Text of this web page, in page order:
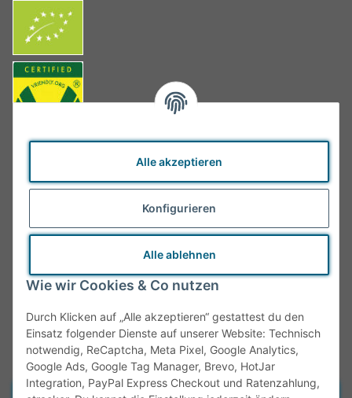
Alle akzeptieren
Konfigurieren
Alle ablehnen
Wie wir Cookies & Co nutzen
Durch Klicken auf „Alle akzeptieren“ gestattest du den
Einsatz folgender Dienste auf unserer Website: Technisch
notwendig, ReCaptcha, Meta Pixel, Google Analytics,
Google Ads, Google Tag Manager, Brevo, HotJar
Integration, PayPal Express Checkout und Ratenzahlung,